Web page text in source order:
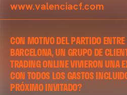
www.valenciacf.com
CON MOTIVO DEL PARTIDO
BARCELONA, UN GRUPO DE
TRADING ONLINE VIVIERON UNA
CON TODOS LOS GASTOS
PRÓXIMO INVITADO?